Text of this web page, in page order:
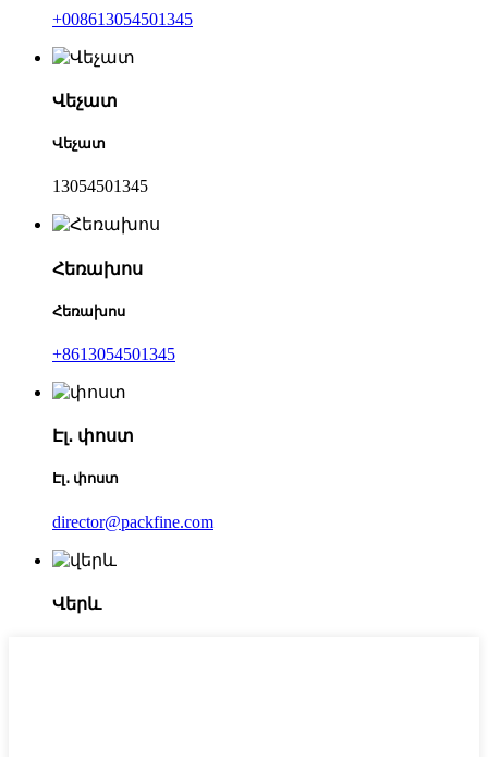
+008613054501345
Վեչատ
Վեչատ
13054501345
Հեռախոս
Հեռախոս
+8613054501345
Էլ․ փոստ
Էլ․ փոստ
director@packfine.com
Վերև